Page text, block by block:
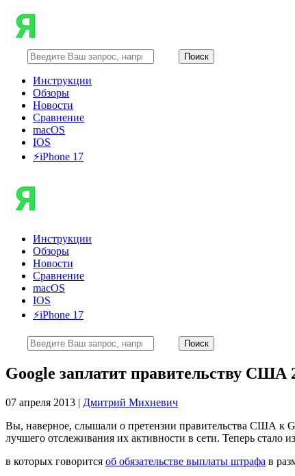
Инструкции
Обзоры
Новости
Сравнение
macOS
IOS
⚡️iPhone 17
Инструкции
Обзоры
Новости
Сравнение
macOS
IOS
⚡️iPhone 17
Google заплатит правительству США
07 апреля 2013 | Дмитрий Михневич
Вы, наверное, слышали о претензии правительства США к
лучшего отслеживания их активности в сети. Теперь стало
в которых говорится об обязательстве выплаты штрафа в